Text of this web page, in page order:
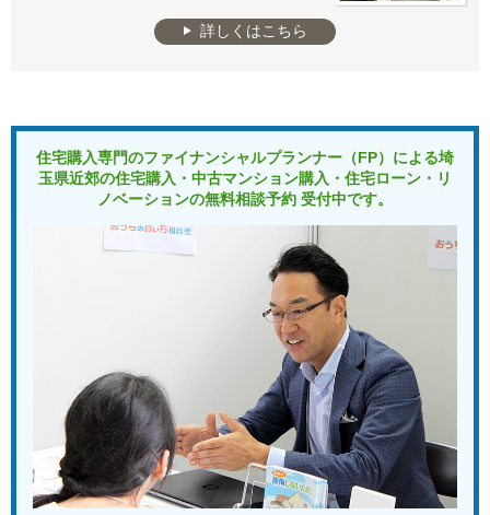
詳しくはこちら
住宅購入専門のファイナンシャルプランナー（FP）による埼
玉県近郊の住宅購入・中古マンション購入・住宅ローン・リ
ノベーションの無料相談予約 受付中です。